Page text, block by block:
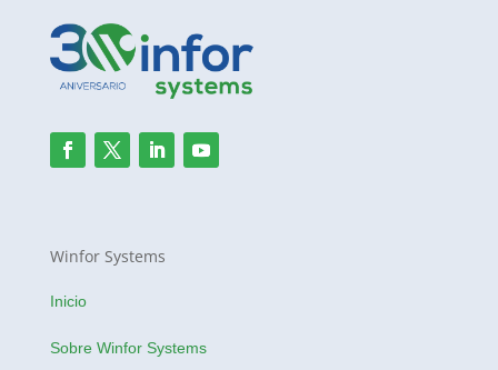
Winfor Systems
Inicio
Sobre Winfor Systems